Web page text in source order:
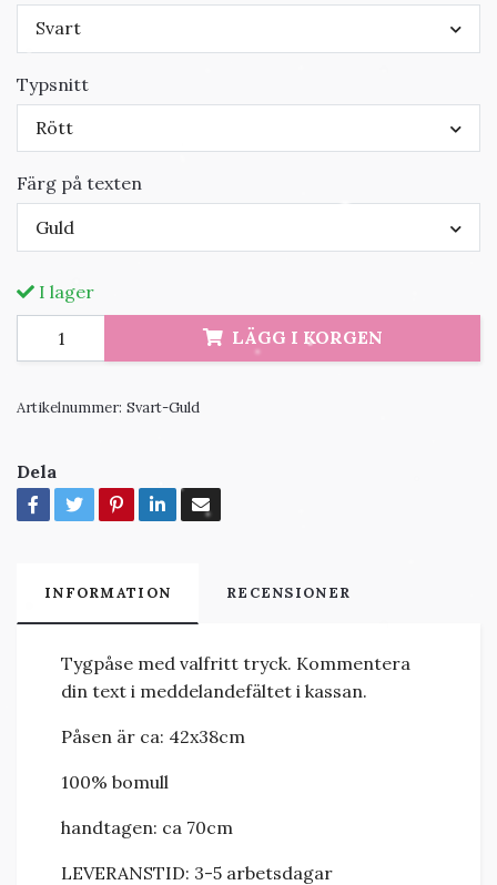
Svart
Typsnitt
Rött
Färg på texten
Guld
I lager
LÄGG I KORGEN
Artikelnummer: Svart-Guld
Dela
INFORMATION RECENSIONER
Tygpåse med valfritt tryck. Kommentera
din text i meddelandefältet i kassan.
Påsen är ca: 42x38cm
100% bomull
handtagen: ca 70cm
LEVERANSTID: 3-5 arbetsdagar